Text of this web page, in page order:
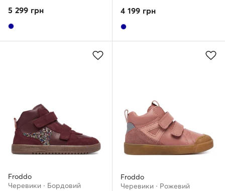
5 299 грн 4 199 грн
Froddo
Черевики · Бордовий
Froddo
Черевики · Рожевий